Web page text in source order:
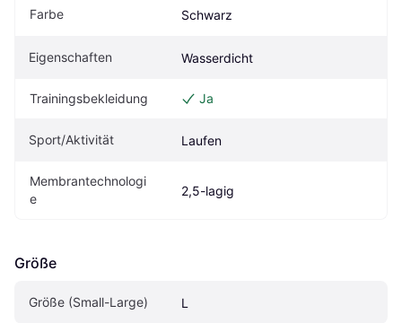
Farbe Schwarz
Eigenschaften Wasserdicht
Trainingsbekleidung Ja
Sport/Aktivität Laufen
Membrantechnologi
e
2,5-lagig
Größe
Größe (Small-Large) L